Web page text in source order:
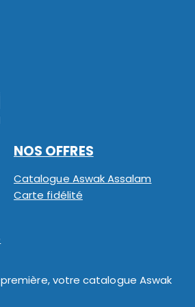
NOS OFFRES
Catalogue Aswak Assalam
Carte fidélité
votre catalogue Aswak